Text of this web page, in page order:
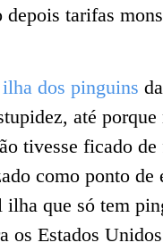
tarifas
ilha dos pinguins
até porque
tivesse ficado de
como ponto de
que só tem
os Estados